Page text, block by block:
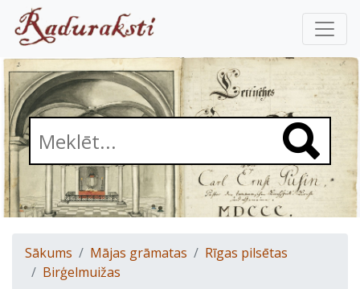
Sākums Mājas grāmatas
Rīgas pilsētas
Birģelmuižas